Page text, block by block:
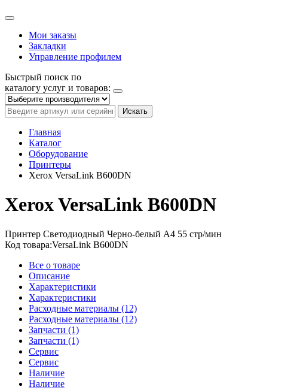
Мои заказы
Закладки
Управление профилем
Быстрый поиск по
каталогу услуг и товаров:
Искать
Главная
Каталог
Оборудование
Принтеры
Xerox VersaLink B600DN
Xerox VersaLink B600DN
Принтер Светодиодный Черно-белый A4 55 стр/мин
Код товара:VersaLink B600DN
Все о товаре
Описание
Характеристики
Характеристики
Расходные материалы (12)
Расходные материалы (12)
Запчасти (1)
Запчасти (1)
Сервис
Сервис
Наличие
Наличие